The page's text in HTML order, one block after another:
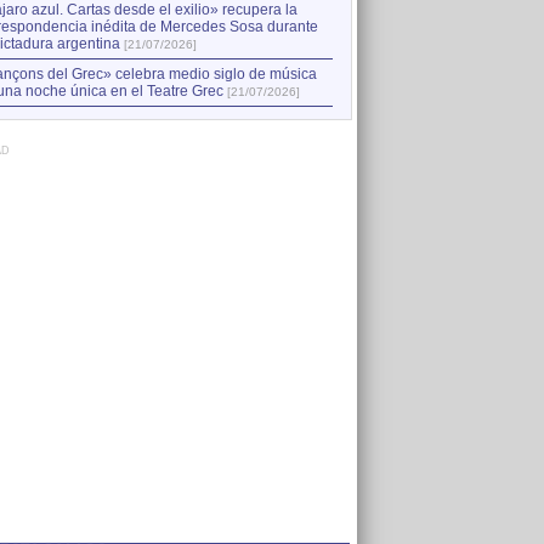
azul. Cartas desde el exilio» recupera la
inédita de Mercedes Sosa durante
argentina [21/07/2026]
del Grec» celebra medio siglo de música
noche única en el Teatre Grec [21/07/2026]